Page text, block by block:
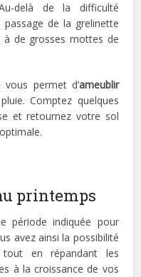
delà de la difficulté
passage de la grelinette
à de grosses mottes de
permet d’ameublir
Comptez quelques
et retournez votre sol
printemps
période indiquée pour
avez ainsi la possibilité
en répandant les
à la croissance de vos